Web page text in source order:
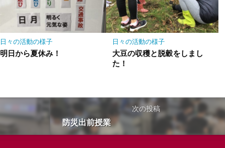
日々の活動の様子
明日から夏休み！
日々の活動の様子
大豆の収穫と脱穀をしまし
た！
次の投稿
防災出前授業